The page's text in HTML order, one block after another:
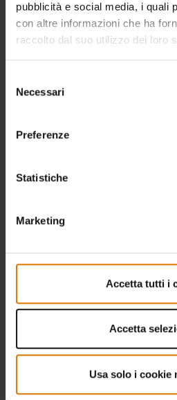
pubblicità e social media, i quali
con altre informazioni che ha
raccolto dal suo utilizzo dei loro
delNecessari
Preferenze
Statistiche
Marketing
Accetta tutti i
Accetta
Usa solo i cookie